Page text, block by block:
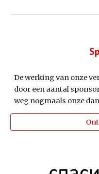
De werking van onze
door een aantal
weg nogmaals onze